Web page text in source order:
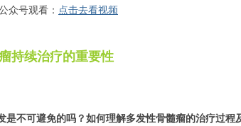
众号观看： 点击去看视频
持续治疗的重要性
是不可避免的吗？如何理解多发性骨髓瘤的治疗过程